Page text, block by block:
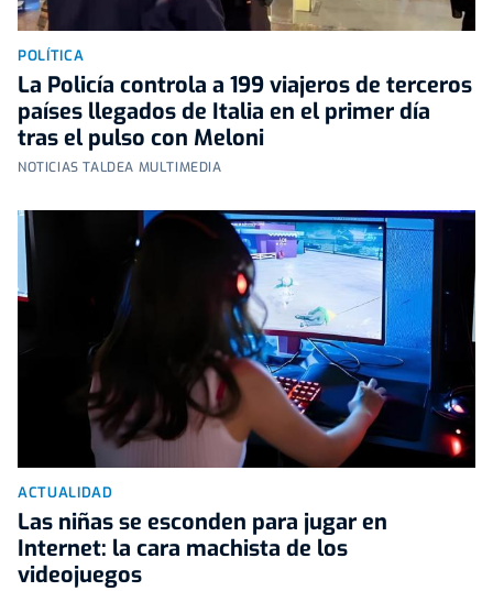
POLÍTICA
La Policía controla a 199 viajeros de terceros
países llegados de Italia en el primer día
tras el pulso con Meloni
NOTICIAS TALDEA MULTIMEDIA
ACTUALIDAD
Las niñas se esconden para jugar en
Internet: la cara machista de los
videojuegos